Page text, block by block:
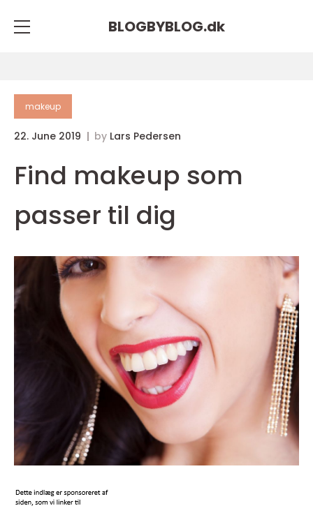
BLOGBYBLOG.dk
makeup
22. June 2019 by Lars Pedersen
Find makeup som
passer til dig